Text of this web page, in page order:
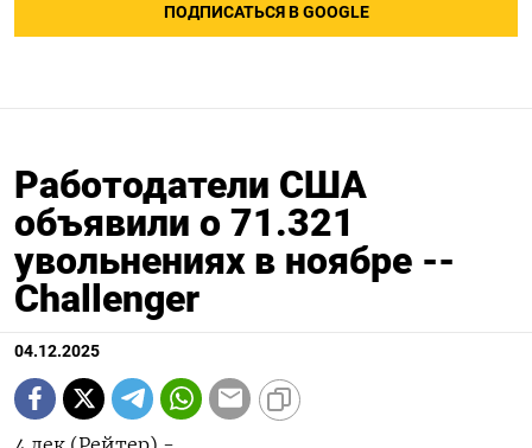
ПОДПИСАТЬСЯ В GOOGLE
Работодатели США
объявили о 71.321
увольнениях в ноябре --
Challenger
04.12.2025